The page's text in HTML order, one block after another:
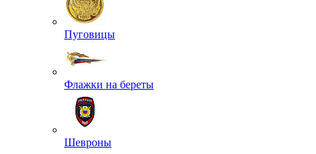
Пуговицы
Флажки на береты
Шевроны